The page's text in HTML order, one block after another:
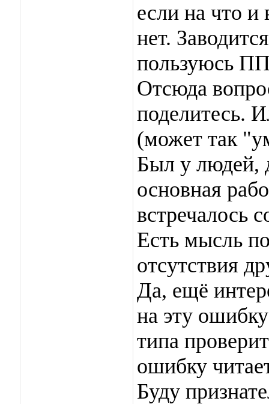
если на что и
нет.
пользуюсь
Отсюда
поделитесь.
(может так
Был у людей,
основная
встречалось
Есть мысль
отсутствия
Да, ещё
на эту
типа
ошибку
Буду